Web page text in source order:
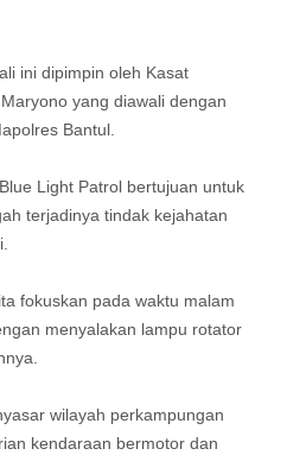
ini dipimpin oleh Kasat
yang diawali dengan
Bantul.
Light Patrol bertujuan untuk
terjadinya tindak kejahatan
fokuskan pada waktu malam
menyalakan lampu rotator
wilayah perkampungan
kendaraan bermotor dan